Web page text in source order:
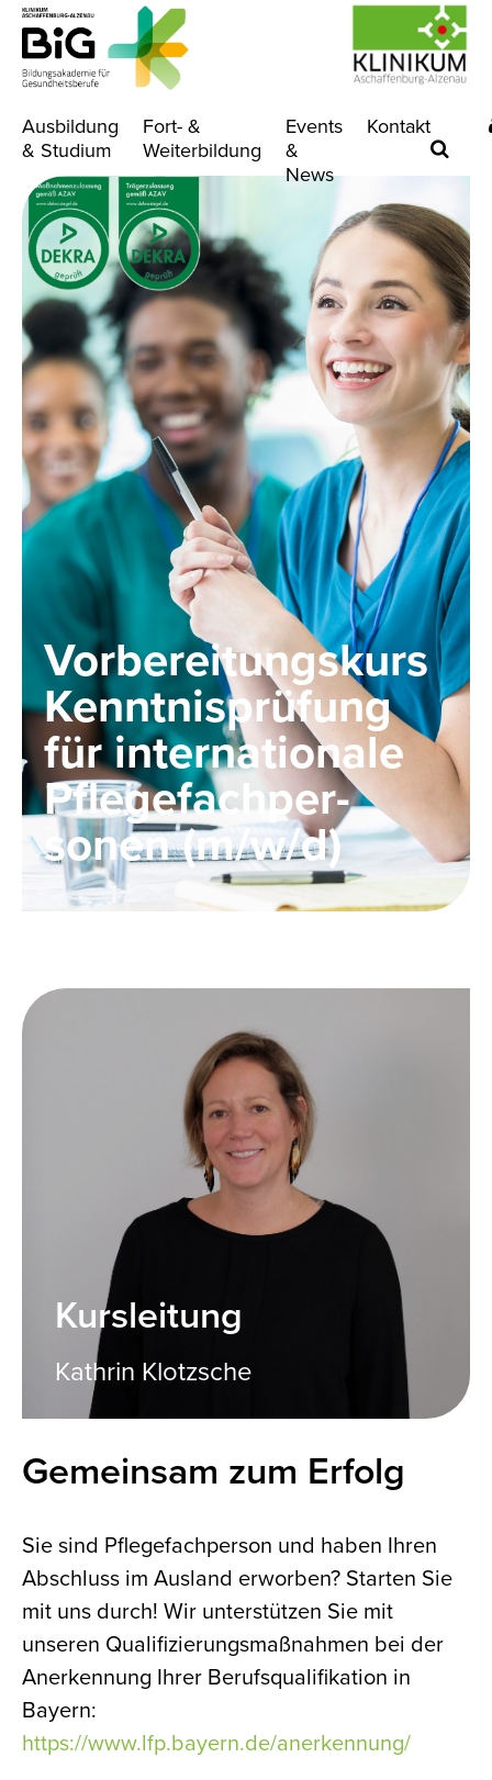
Ausbildung
& Studium
Fort- &
Weiterbildung
Events
&
News
Kontakt
Vorbereitungs­kurs
Kenntnis­prüfung
für internationale
Pflegefachper­
sonen (m/w/d)
Kursleitung
Kathrin Klotzsche
Gemeinsam zum Erfolg
Sie sind Pflegefachperson und haben Ihren
Abschluss im Ausland erworben? Starten Sie
mit uns durch! Wir unterstützen Sie mit
unseren Qualifizierungsmaßnahmen bei der
Anerkennung Ihrer Berufsqualifikation in
Bayern:
https://www.lfp.bayern.de/anerkennung/